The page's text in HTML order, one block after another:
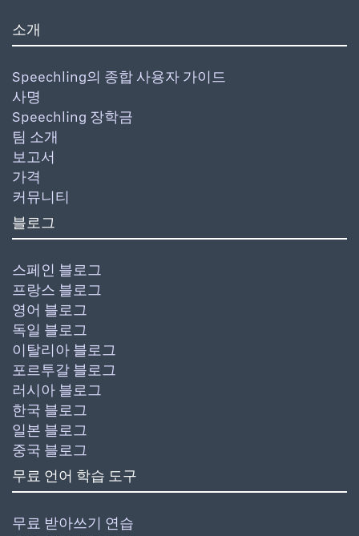
소개
Speechling의 종합 사용자 가이드
사명
Speechling 장학금
팀 소개
보고서
가격
커뮤니티
블로그
스페인 블로그
프랑스 블로그
영어 블로그
독일 블로그
이탈리아 블로그
포르투갈 블로그
러시아 블로그
한국 블로그
일본 블로그
중국 블로그
무료 언어 학습 도구
무료 받아쓰기 연습